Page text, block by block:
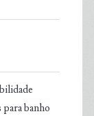
banho